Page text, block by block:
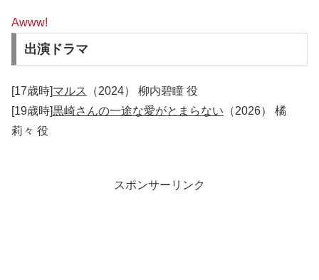
Awww!
出演ドラマ
[17歳時]マルス
（2024） 柳内碧瞳 役
[19歳時]黒崎さんの一途な愛がとまらない （2026） 橘
莉々 役
スポンサーリンク